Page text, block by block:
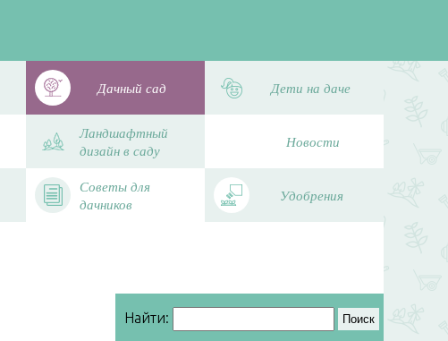
Дачный сад Дети на даче
Ландшафтный
дизайн в саду
Новости
Советы для
дачников
Удобрения
Найти: